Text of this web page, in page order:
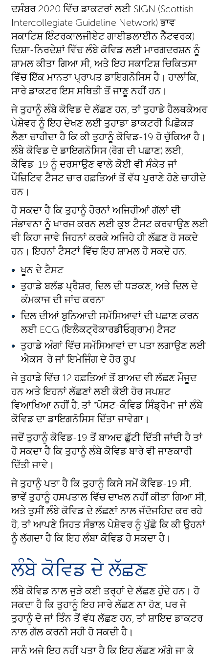
ਦਸੰਬਰ 2020 ਵਿੱਚ ਡਾਕਟਰਾਂ ਲਈ SIGN (Scottish
Intercollegiate Guideline Network) ਭਾਵ
ਸਕਾਟਿਸ਼ ਇੰਟਰਕਾਲਜੀਏਟ ਗਾਈਡਲਾਈਨ ਨੈੱਟਵਰਕ)
ਦਿਸ਼ਾ-ਨਿਰਦੇਸ਼ਾਂ ਵਿੱਚ ਲੰਬੇ ਕੋਵਿਡ ਲਈ ਮਾਰਗਦਰਸ਼ਨ ਨੂੰ
ਸ਼ਾਮਲ ਕੀਤਾ ਗਿਆ ਸੀ, ਅਤੇ ਇਹ ਸਕਾਟਿਸ਼ ਚਿਕਿਤਸਾ
ਵਿੱਚ ਇੱਕ ਮਾਨਤਾ ਪ੍ਰਾਪਤ ਡਾਇਗਨੋਸਿਸ ਹੈ। ਹਾਲਾਂਕਿ,
ਸਾਰੇ ਡਾਕਟਰ ਇਸ ਸਥਿਤੀ ਤੋਂ ਜਾਣੂ ਨਹੀਂ ਹਨ।
ਜੇ ਤੁਹਾਨੂੰ ਲੰਬੇ ਕੋਵਿਡ ਦੇ ਲੱਛਣ ਹਨ, ਤਾਂ ਤੁਹਾਡੇ ਹੈਲਥਕੇਅਰ
ਪੇਸ਼ੇਵਰ ਨੂੰ ਇਹ ਦੇਖਣ ਲਈ ਤੁਹਾਡਾ ਡਾਕਟਰੀ ਪਿਛੋਕੜ
ਲੈਣਾ ਚਾਹੀਦਾ ਹੈ ਕਿ ਕੀ ਤੁਹਾਨੂੰ ਕੋਵਿਡ-19 ਹੋ ਚੁੱਕਿਆ ਹੈ।
ਲੰਬੇ ਕੋਵਿਡ ਦੇ ਡਾਇਗਨੋਸਿਸ (ਰੋਗ ਦੀ ਪਛਾਣ) ਲਈ,
ਕੋਵਿਡ-19 ਨੂੰ ਦਰਸਾਉਣ ਵਾਲੇ ਕੋਈ ਵੀ ਸੰਕੇਤ ਜਾਂ
ਪੌਜ਼ਿਟਿਵ ਟੈਸਟ ਚਾਰ ਹਫ਼ਤਿਆਂ ਤੋਂ ਵੱਧ ਪੁਰਾਣੇ ਹੋਣੇ ਚਾਹੀਦੇ
ਹਨ।
ਹੋ ਸਕਦਾ ਹੈ ਕਿ ਤੁਹਾਨੂੰ ਹੋਰਨਾਂ ਅਜਿਹੀਆਂ ਗੱਲਾਂ ਦੀ
ਸੰਭਾਵਨਾ ਨੂੰ ਖਾਰਜ ਕਰਨ ਲਈ ਕੁਝ ਟੈਸਟ ਕਰਵਾਉਣ ਲਈ
ਵੀ ਕਿਹਾ ਜਾਵੇ ਜਿਹਨਾਂ ਕਰਕੇ ਅਜਿਹੇ ਹੀ ਲੱਛਣ ਹੋ ਸਕਦੇ
ਹਨ। ਇਹਨਾਂ ਟੈਸਟਾਂ ਵਿੱਚ ਇਹ ਸ਼ਾਮਲ ਹੋ ਸਕਦੇ ਹਨ:
ਖੂਨ ਦੇ ਟੈਸਟ
ਤੁਹਾਡੇ ਬਲੱਡ ਪ੍ਰੈਸ਼ਰ, ਦਿਲ ਦੀ ਧੜਕਣ, ਅਤੇ ਦਿਲ ਦੇ
ਕੰਮਕਾਜ ਦੀ ਜਾਂਚ ਕਰਨਾ
ਦਿਲ ਦੀਆਂ ਬੁਨਿਆਦੀ ਸਮੱਸਿਆਵਾਂ ਦੀ ਪਛਾਣ ਕਰਨ
ਲਈ ECG (ਇਲੈਕਟ੍ਰੋਕਾਰਡੀਓਗ੍ਰਾਮ) ਟੈਸਟ
ਤੁਹਾਡੇ ਅੰਗਾਂ ਵਿੱਚ ਸਮੱਸਿਆਵਾਂ ਦਾ ਪਤਾ ਲਗਾਉਣ ਲਈ
ਐਕਸ-ਰੇ ਜਾਂ ਇਮੇਜਿੰਗ ਦੇ ਹੋਰ ਰੂਪ
ਜੇ ਤੁਹਾਡੇ ਵਿੱਚ 12 ਹਫ਼ਤਿਆਂ ਤੋਂ ਬਾਅਦ ਵੀ ਲੱਛਣ ਮੌਜੂਦ
ਹਨ ਅਤੇ ਇਹਨਾਂ ਲੱਛਣਾਂ ਲਈ ਕੋਈ ਹੋਰ ਸਪਸ਼ਟ
ਵਿਆਖਿਆ ਨਹੀਂ ਹੈ, ਤਾਂ “ਪੋਸਟ-ਕੋਵਿਡ ਸਿੰਡ੍ਰੋਮ” ਜਾਂ ਲੰਬੇ
ਕੋਵਿਡ ਦਾ ਡਾਇਗਨੋਸਿਸ ਦਿੱਤਾ ਜਾਵੇਗਾ।
ਜਦੋਂ ਤੁਹਾਨੂੰ ਕੋਵਿਡ-19 ਤੋਂ ਬਾਅਦ ਛੁੱਟੀ ਦਿੱਤੀ ਜਾਂਦੀ ਹੈ ਤਾਂ
ਹੋ ਸਕਦਾ ਹੈ ਕਿ ਤੁਹਾਨੂੰ ਲੰਬੇ ਕੋਵਿਡ ਬਾਰੇ ਵੀ ਜਾਣਕਾਰੀ
ਦਿੱਤੀ ਜਾਵੇ।
ਜੇ ਤੁਹਾਨੂੰ ਪਤਾ ਹੈ ਕਿ ਤੁਹਾਨੂੰ ਕਿਸੇ ਸਮੇਂ ਕੋਵਿਡ-19 ਸੀ,
ਭਾਵੇਂ ਤੁਹਾਨੂੰ ਹਸਪਤਾਲ ਵਿੱਚ ਦਾਖਲ ਨਹੀਂ ਕੀਤਾ ਗਿਆ ਸੀ,
ਅਤੇ ਤੁਸੀਂ ਲੰਬੇ ਕੋਵਿਡ ਦੇ ਲੱਛਣਾਂ ਨਾਲ ਜੱਦੋਜਹਿਦ ਕਰ ਰਹੇ
ਹੋ, ਤਾਂ ਆਪਣੇ ਸਿਹਤ ਸੰਭਾਲ ਪੇਸ਼ੇਵਰ ਨੂੰ ਪੁੱਛੋ ਕਿ ਕੀ ਉਹਨਾਂ
ਨੂੰ ਲੱਗਦਾ ਹੈ ਕਿ ਇਹ ਲੰਬਾ ਕੋਵਿਡ ਹੋ ਸਕਦਾ ਹੈ।
ਲੰਬੇ ਕੋਵਿਡ ਦੇ ਲੱਛਣ
ਲੰਬੇ ਕੋਵਿਡ ਨਾਲ ਜੁੜੇ ਕਈ ਤਰ੍ਹਾਂ ਦੇ ਲੱਛਣ ਹੁੰਦੇ ਹਨ। ਹੋ
ਸਕਦਾ ਹੈ ਕਿ ਤੁਹਾਨੂੰ ਇਹ ਸਾਰੇ ਲੱਛਣ ਨਾ ਹੋਣ, ਪਰ ਜੇ
ਤੁਹਾਨੂੰ ਦੋ ਜਾਂ ਤਿੰਨ ਤੋਂ ਵੱਧ ਲੱਛਣ ਹਨ, ਤਾਂ ਸ਼ਾਇਦ ਡਾਕਟਰ
ਨਾਲ ਗੱਲ ਕਰਨੀ ਸਹੀ ਹੋ ਸਕਦੀ ਹੈ।
ਸਾਨੂੰ ਅਜੇ ਇਹ ਨਹੀਂ ਪਤਾ ਹੈ ਕਿ ਇਹ ਲੱਛਣ ਅੱਗੇ ਜਾ ਕੇ